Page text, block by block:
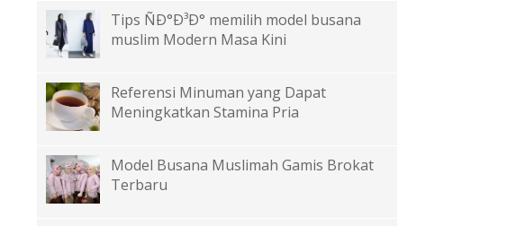
Tips ÑÐ°Ð³Ð° memilih model busana
muslim Modern Masa Kini
Referensi Minuman yang Dapat
Meningkatkan Stamina Pria
Model Busana Muslimah Gamis Brokat
Terbaru